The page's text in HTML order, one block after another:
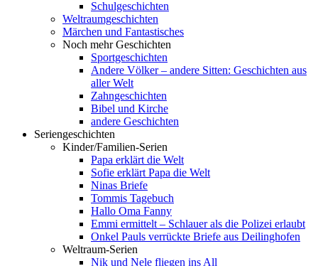
Schulgeschichten
Weltraumgeschichten
Märchen und Fantastisches
Noch mehr Geschichten
Sportgeschichten
Andere Völker – andere Sitten: Geschichten aus
aller Welt
Zahngeschichten
Bibel und Kirche
andere Geschichten
Seriengeschichten
Kinder/Familien-Serien
Papa erklärt die Welt
Sofie erklärt Papa die Welt
Ninas Briefe
Tommis Tagebuch
Hallo Oma Fanny
Emmi ermittelt – Schlauer als die Polizei erlaubt
Onkel Pauls verrückte Briefe aus Deilinghofen
Weltraum-Serien
Nik und Nele fliegen ins All